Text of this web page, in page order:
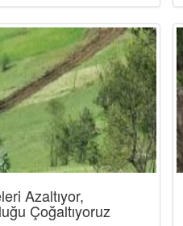
Azaltıyor,
Çoğaltıyoruz